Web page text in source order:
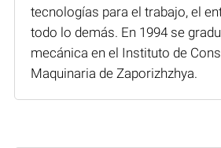
tecnologías para el trabajo, el
todo lo demás. En 1994 se
mecánica en el Instituto de
Maquinaria de Zaporizhzhya.